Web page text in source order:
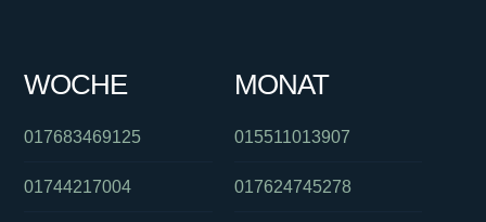
WOCHE
017683469125
01744217004
MONAT
015511013907
017624745278